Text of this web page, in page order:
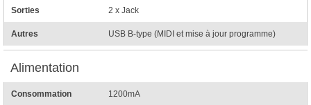
Sorties 2 x Jack
Autres USB B-type (MIDI et mise à jour programme)
Alimentation
Consommation 1200mA